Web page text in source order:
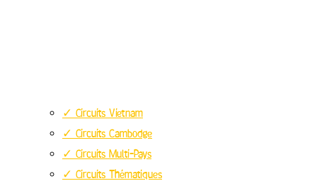
✓ Circuits Vietnam
✓ Circuits Cambodge
✓ Circuits Multi-Pays
✓ Circuits Thématiques